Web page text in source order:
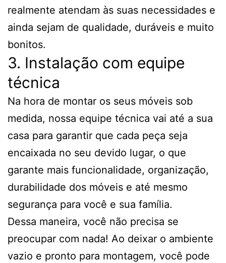
realmente atendam às suas necessidades e
ainda sejam de qualidade, duráveis e muito
bonitos.
3. Instalação com equipe
técnica
Na hora de montar os seus móveis sob
medida, nossa equipe técnica vai até a sua
casa para garantir que cada peça seja
encaixada no seu devido lugar, o que
garante mais funcionalidade, organização,
durabilidade dos móveis e até mesmo
segurança para você e sua família.
Dessa maneira, você não precisa se
preocupar com nada! Ao deixar o ambiente
vazio e pronto para montagem, você pode